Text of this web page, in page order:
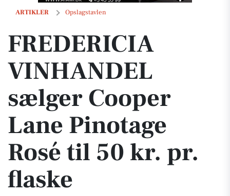
ARTIKLER Opslagstavlen
FREDERICIA VINHANDEL sælger Cooper Lane Pinotage Rosé til 50
FREDERICIA
VINHANDEL
sælger Cooper
Lane Pinotage
Rosé til 50 kr. pr.
flaske